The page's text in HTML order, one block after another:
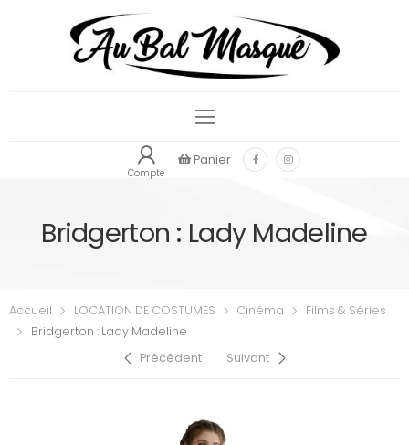
Compte
Panier
Bridgerton : Lady Madeline
Accueil LOCATION DE COSTUMES Cinéma
Films & Séries
Bridgerton : Lady Madeline
Précédent
Suivant